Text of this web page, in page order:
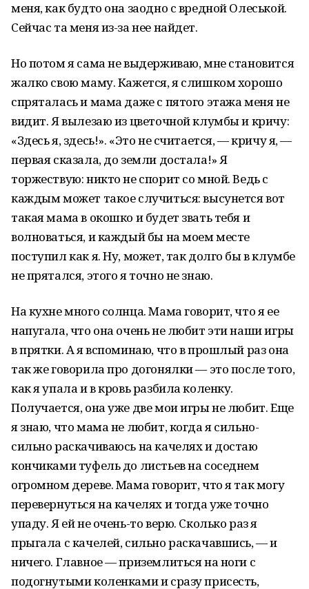
меня, как будто она заодно с вредной Олеськой.
Сейчас та меня из-за нее найдет.
Но потом я сама не выдерживаю, мне становится
жалко свою маму. Кажется, я слишком хорошо
спряталась и мама даже с пятого этажа меня не
видит. Я вылезаю из цветочной клумбы и кричу:
«Здесь я, здесь!». «Это не считается, — кричу я, —
первая сказала, до земли достала!» Я
торжествую: никто не спорит со мной. Ведь с
каждым может такое случиться: высунется вот
такая мама в окошко и будет звать тебя и
волноваться, и каждый бы на моем месте
поступил как я. Ну, может, так долго бы в клумбе
не прятался, этого я точно не знаю.
На кухне много солнца. Мама говорит, что я ее
напугала, что она очень не любит эти наши игры
в прятки. А я вспоминаю, что в прошлый раз она
так же говорила про догонялки — это после того,
как я упала и в кровь разбила коленку.
Получается, она уже две мои игры не любит. Еще
я знаю, что мама не любит, когда я сильно-
сильно раскачиваюсь на качелях и достаю
кончиками туфель до листьев на соседнем
огромном дереве. Мама говорит, что я так могу
перевернуться на качелях и тогда уже точно
упаду. Я ей не очень-то верю. Сколько раз я
прыгала с качелей, сильно раскачавшись, — и
ничего. Главное — приземлиться на ноги с
подогнутыми коленками и сразу присесть,